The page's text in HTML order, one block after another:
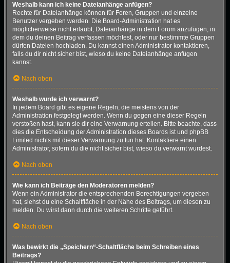
Weshalb kann ich keine Dateianhänge anfügen?
Rechte für Dateianhänge können für Foren, Gruppen und einzelne
Benutzer vergeben werden. Die Board-Administration hat es
möglicherweise nicht erlaubt, Dateianhänge in dem Forum anzufügen, in
dem du deinen Beitrag verfassen möchtest, oder nur bestimmte Gruppen
dürfen Dateien hochladen. Du kannst einen Administrator kontaktieren,
falls du dir nicht sicher bist, wieso du keine Dateianhänge anfügen
kannst.
Nach oben
Weshalb wurde ich verwarnt?
In jedem Board gibt es eigene Regeln, die meistens von der
Administration festgelegt werden. Wenn du gegen eine dieser Regeln
verstoßen hast, kann sie dir eine Verwarnung erteilen. Bitte beachte, dass
dies die Entscheidung der Administration dieses Boards ist und phpBB
Limited nichts mit dieser Verwarnung zu tun hat. Kontaktiere einen
Administrator, sofern du die nicht sicher bist, wieso du verwarnt wurdest.
Nach oben
Wie kann ich Beiträge den Moderatoren melden?
Wenn ein Administrator die entsprechenden Berechtigungen vergeben
hat, siehst du eine Schaltfläche in der Nähe des Beitrags, um diesen zu
melden. Du wirst dann durch die weiteren Schritte geführt.
Nach oben
Was bewirkt die „Speichern“-Schaltfläche beim Schreiben eines
Beitrags?